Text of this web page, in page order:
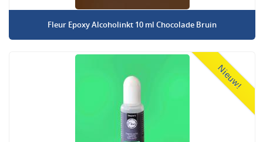
Fleur Epoxy Alcoholinkt 10 ml Chocolade Bruin
Nieuw!